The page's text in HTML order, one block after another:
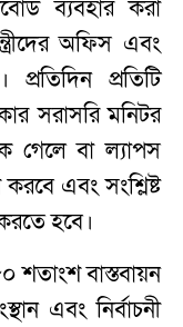
ব্যবহার করা
অফিস এবং
প্রতিটি
সরাসরি মনিটর
গেলে বা ল্যাপস
করবে এবং সংশ্লিষ্ট
হবে।
শতাংশ বাস্তবায়ন
এবং নির্বাচনী